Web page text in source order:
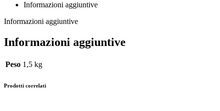
Informazioni aggiuntive
Informazioni aggiuntive
Informazioni aggiuntive
Peso 1,5 kg
Prodotti correlati